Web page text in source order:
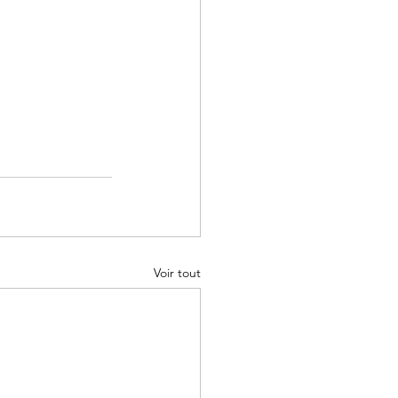
Voir tout